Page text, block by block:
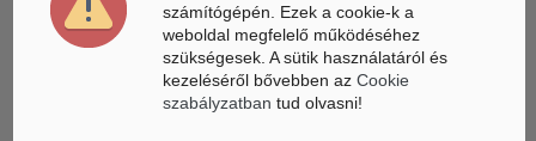
Összeköltözik a DeepSeek mesterséges intelligenciája és a
Unitree humanoid robotikája
Belföldi hírek /
számítógépén. Ezek a cookie-k a
weboldal megfelelő működéséhez
szükségesek. A sütik használatáról és
kezeléséről bővebben az Cookie
szabályzatban tud olvasni!